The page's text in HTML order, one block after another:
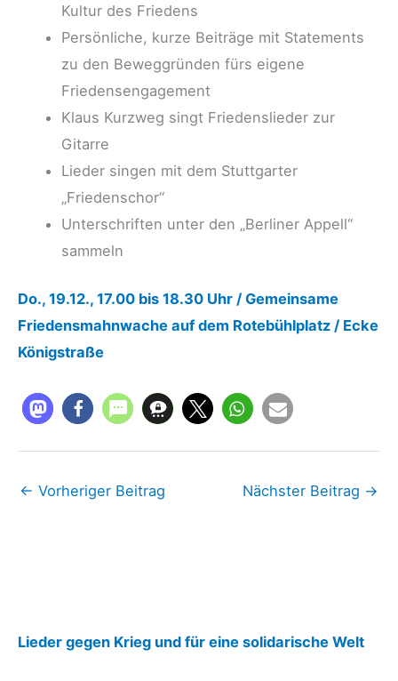
Kultur des Friedens
Persönliche, kurze Beiträge mit Statements
zu den Beweggründen fürs eigene
Friedensengagement
Klaus Kurzweg singt Friedenslieder zur
Gitarre
Lieder singen mit dem Stuttgarter
„Friedenschor“
Unterschriften unter den „Berliner Appell“
sammeln
Do., 19.12., 17.00 bis 18.30 Uhr / Gemeinsame
Friedensmahnwache auf dem Rotebühlplatz / Ecke
Königstraße
← Vorheriger Beitrag Nächster Beitrag →
Lieder gegen Krieg und für eine solidarische Welt: